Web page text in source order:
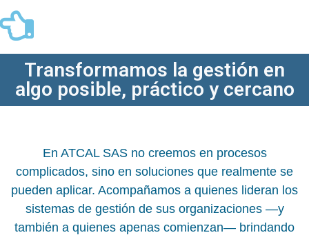
Transformamos la gestión en
algo posible, práctico y cercano
En ATCAL SAS no creemos en procesos
complicados, sino en soluciones que realmente se
pueden aplicar. Acompañamos a quienes lideran los
sistemas de gestión de sus organizaciones —y
también a quienes apenas comienzan— brindando